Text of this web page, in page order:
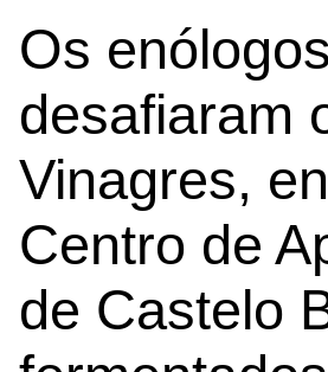
Os
desafiaram
Vinagres,
Centro de
de Castelo